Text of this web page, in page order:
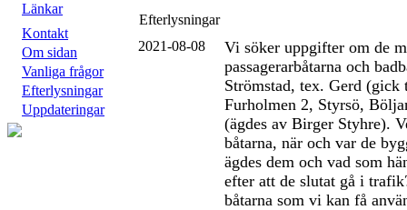
Länkar
Kontakt
Om sidan
Vanliga frågor
Efterlysningar
Uppdateringar
Efterlysningar
2021-08-08
Vi söker uppgifter om de
passagerarbåtarna och
Strömstad, tex. Gerd (gick
Furholmen 2, Styrsö,
(ägdes av Birger Styhre).
båtarna, när och var de
ägdes dem och vad som
efter att de slutat gå i
båtarna som vi kan få